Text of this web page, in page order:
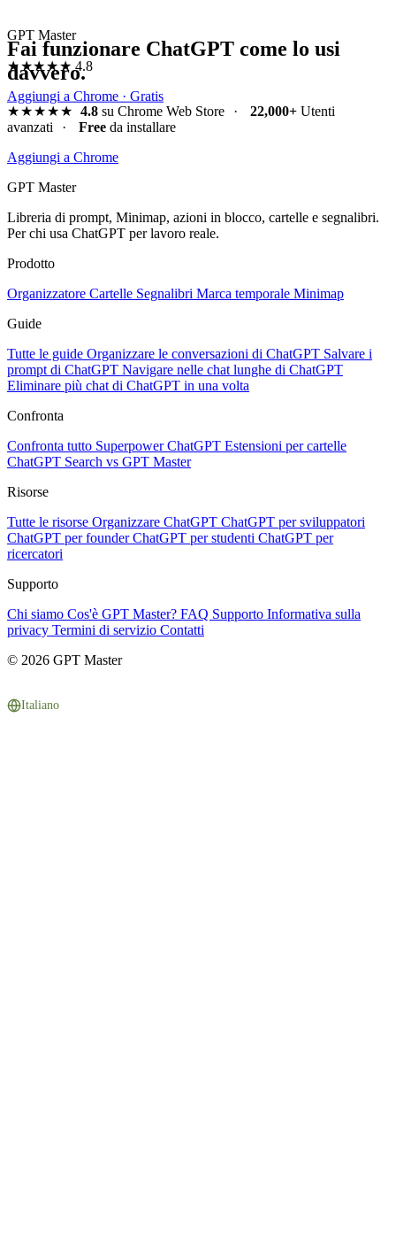
GPT Master
★★★★★ 4.8
Aggiungi a Chrome · Gratis
Fai funzionare ChatGPT come lo usi
davvero.
★★★★★ 4.8su Chrome Web Store · 22,000+Utenti
avanzati
· Free da installare
Aggiungi a Chrome
GPT Master
Libreria di prompt, Minimap, azioni in blocco, cartelle e segnalibri.
Per chi usa ChatGPT per lavoro reale.
Prodotto
Organizzatore Cartelle Segnalibri Marca temporale Minimap
Guide
Tutte le guide Organizzare le conversazioni di ChatGPT Salvare i
prompt di ChatGPT Navigare nelle chat lunghe di ChatGPT
Eliminare più chat di ChatGPT in una volta
Confronta
Confronta tutto Superpower ChatGPT Estensioni per cartelle
ChatGPT Search vs GPT Master
Risorse
Tutte le risorse Organizzare ChatGPT ChatGPT per sviluppatori
ChatGPT per founderChatGPT per studenti ChatGPT per
ricercatori
Supporto
Chi siamo Cos'è GPT Master? FAQ Supporto Informativa sulla
privacy Termini di servizio Contatti
© 2026 GPT Master
Italiano